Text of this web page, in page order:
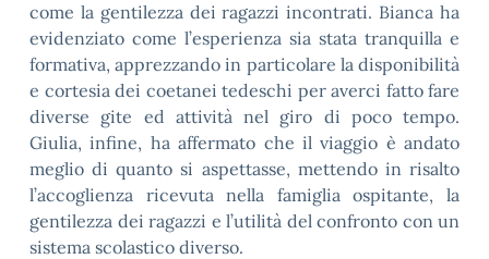
come la gentilezza dei ragazzi incontrati. Bianca ha
evidenziato come l’esperienza sia stata tranquilla e
formativa, apprezzando in particolare la disponibilità
e cortesia dei coetanei tedeschi per averci fatto fare
diverse gite ed attività nel giro di poco tempo.
Giulia, infine, ha affermato che il viaggio è andato
meglio di quanto si aspettasse, mettendo in risalto
l’accoglienza ricevuta nella famiglia ospitante, la
gentilezza dei ragazzi e l’utilità del confronto con un
sistema scolastico diverso.